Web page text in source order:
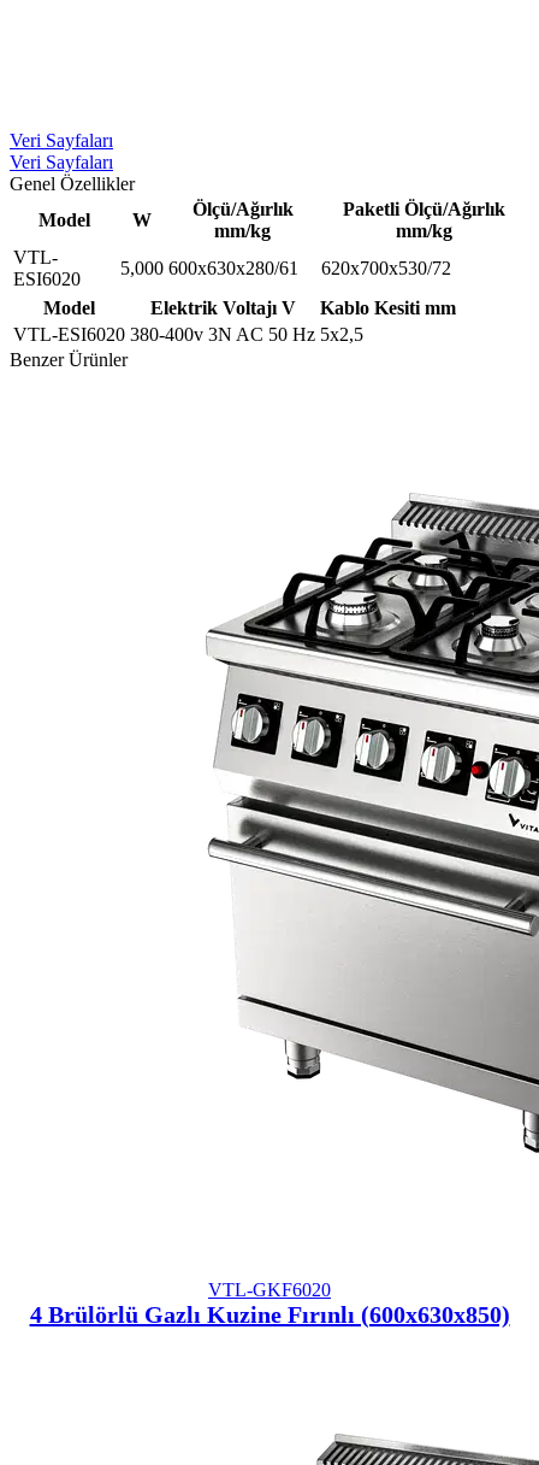
Veri Sayfaları
Veri Sayfaları
Genel Özellikler
Model
W
Ölçü/Ağırlık
mm/kg
Paketli Ölçü/Ağırlık
mm/kg
VTL-
ESI6020
5,000 600x630x280/61
620x700x530/72
Model
Elektrik Voltajı V
Kablo Kesiti mm
VTL-ESI6020 380-400v 3N AC 50 Hz 5x2,5
Benzer Ürünler
VTL-GKF6020
4 Brülörlü Gazlı Kuzine Fırınlı (600x630x850)